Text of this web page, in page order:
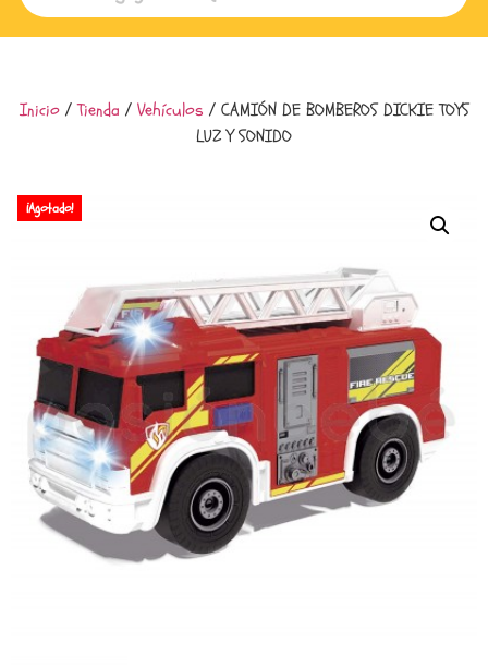
Inicio/Tienda / Vehículos / CAMIÓN DE BOMBEROS DICKIE TOYS
LUZ Y SONIDO
¡Agotado!